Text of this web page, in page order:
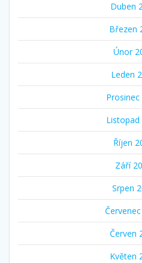
Duben
Březen
Únor
Leden
Prosinec
Listopad
Říjen
Září
Srpen
Červen
Květen